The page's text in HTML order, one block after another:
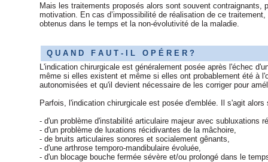
Mais les traitements proposés alors sont souvent
motivation. En cas d’impossibilité de réalisation de ce
obtenus dans le temps et la non-évolutivité de la maladie.
Q U A N D F A U T - I L O P É R E R ?
L'indication chirurgicale est généralement posée après l'échec
même si elles existent et même si elles ont probablement été à
autonomisées et qu'il devient nécessaire de les corriger pour
Parfois, l'indication chirurgicale est posée d'emblée. Il s'agit alors
- d'un problème d'instabilité articulaire majeur avec subluxations
- d'un problème de luxations récidivantes de la mâchoire,
- de bruits articulaires sonores et socialement gênants,
- d'une arthrose temporo-mandibulaire évoluée,
- d'un blocage bouche fermée sévère et/ou prolongé dans le